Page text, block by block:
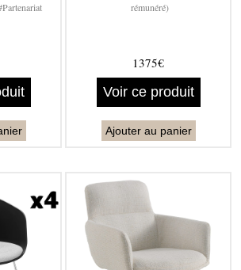
rémunéré)
1375€
Voir ce produit
Ajouter au panier